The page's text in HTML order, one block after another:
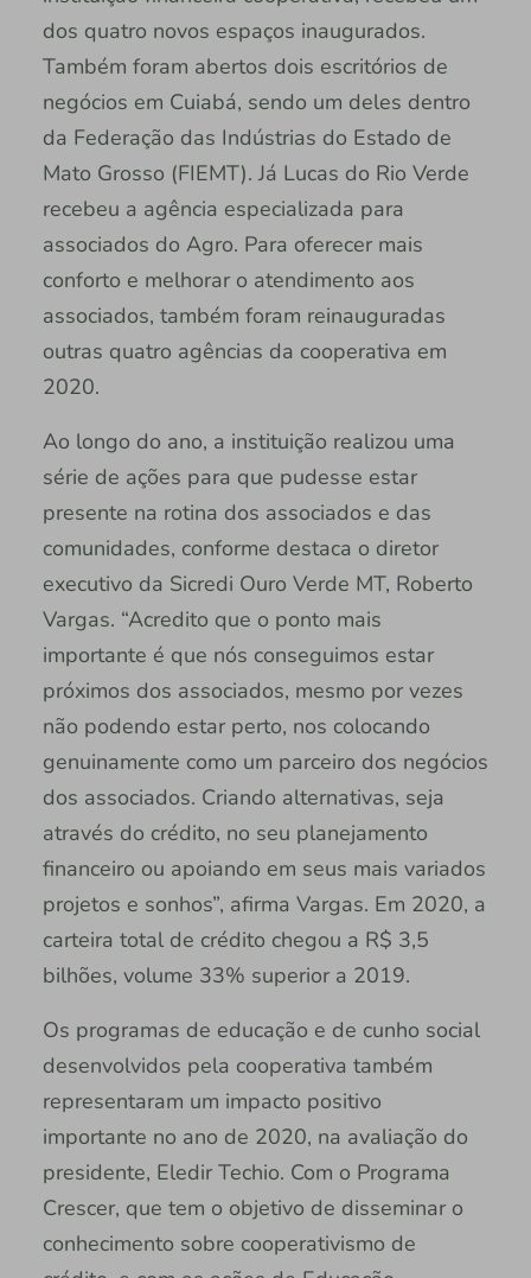
dos quatro novos espaços inaugurados.
Também foram abertos dois escritórios de
negócios em Cuiabá, sendo um deles dentro
da Federação das Indústrias do Estado de
Mato Grosso (FIEMT). Já Lucas do Rio Verde
recebeu a agência especializada para
associados do Agro. Para oferecer mais
conforto e melhorar o atendimento aos
associados, também foram reinauguradas
outras quatro agências da cooperativa em
2020.
Ao longo do ano, a instituição realizou uma
série de ações para que pudesse estar
presente na rotina dos associados e das
comunidades, conforme destaca o diretor
executivo da Sicredi Ouro Verde MT, Roberto
Vargas. “Acredito que o ponto mais
importante é que nós conseguimos estar
próximos dos associados, mesmo por vezes
não podendo estar perto, nos colocando
genuinamente como um parceiro dos negócios
dos associados. Criando alternativas, seja
através do crédito, no seu planejamento
financeiro ou apoiando em seus mais variados
projetos e sonhos”, afirma Vargas. Em 2020, a
carteira total de crédito chegou a R$ 3,5
bilhões, volume 33% superior a 2019.
Os programas de educação e de cunho social
desenvolvidos pela cooperativa também
representaram um impacto positivo
importante no ano de 2020, na avaliação do
presidente, Eledir Techio. Com o Programa
Crescer, que tem o objetivo de disseminar o
conhecimento sobre cooperativismo de